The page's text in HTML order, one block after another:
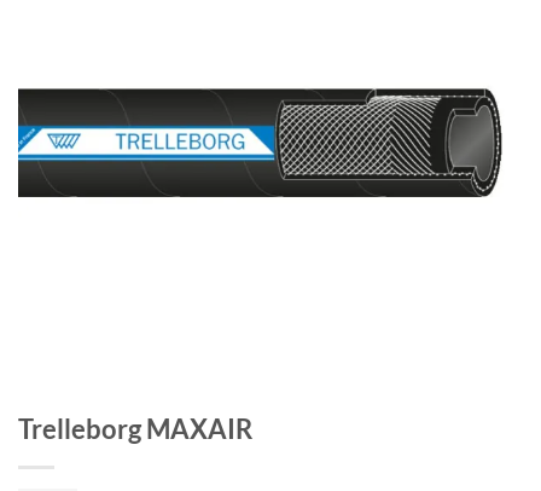
Trelleborg MAXAIR